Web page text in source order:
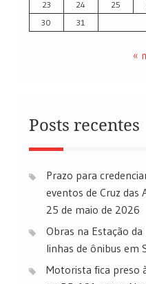
23 24 25
30
31
«
Posts recentes
Prazo para
eventos de Cruz
25 de maio de 2026
Obras na Estação
linhas de ônibus em
Motorista fica preso